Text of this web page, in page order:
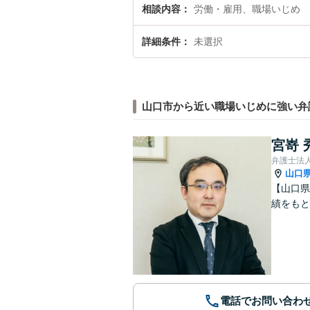
相談内容 労働・雇用、職場いじめ
詳細条件 未選択
山口市から近い職場いじめに強い弁
宮嵜
弁護士法
山口
【山口
績をも
電話でお問い合わ